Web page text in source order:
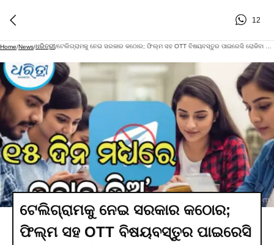
12
Home/News/ଧରିତ୍ରୀ/
ଟେଲିଗ୍ରାମକୁ ନେଇ ସରକାର କଠୋର;
ଫିଲ୍ମ ସହ OTT ବିଷୟବସ୍ତୁର ପାଇରେସି